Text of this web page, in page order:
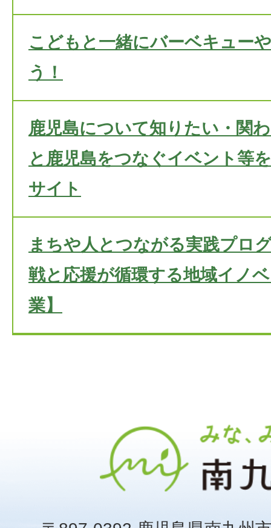
こどもと一緒にバーベキュー
う！
鹿児島について知りたい・関
と鹿児島をつなぐイベント等
サイト
まちや人とつながる実践プロ
戦と応援が循環する地域イノ
業】